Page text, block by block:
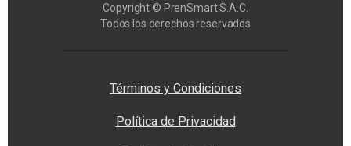
Copyright © PrenSmart S.A.C.
Todos los derechos reservados
Términos y Condiciones
Política de Privacidad